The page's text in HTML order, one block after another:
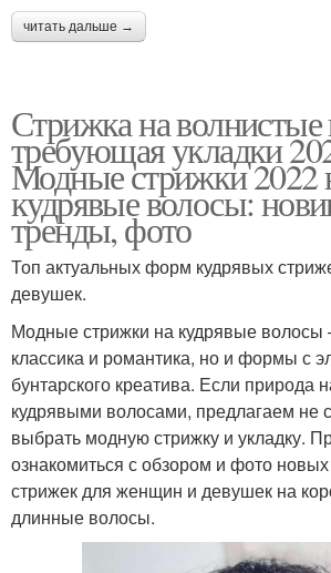
читать дальше →
Стрижка на
требующая укладки
Модные стрижки 2022
кудрявые волосы:
тренды, фото
Топ актуальных форм кудрявых
девушек.
Модные стрижки на кудрявые волосы
классика и романтика, но и формы с
бунтарского креатива. Если природа
кудрявыми волосами, предлагаем не
выбрать модную стрижку и укладку.⁣⁣
ознакомиться с обзором и фото
стрижек для женщин и девушек на
длинные волосы.